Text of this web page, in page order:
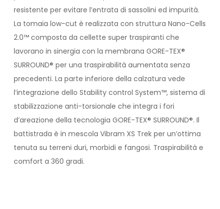
resistente per evitare l’entrata di sassolini ed impurità.
La tomaia low-cut è realizzata con struttura Nano-Cells
2.0™ composta da cellette super traspiranti che
lavorano in sinergia con la membrana GORE-TEX®
SURROUND® per una traspirabilità aumentata senza
precedenti. La parte inferiore della calzatura vede
l’integrazione dello Stability control System™, sistema di
stabilizzazione anti-torsionale che integra i fori
d’areazione della tecnologia GORE-TEX® SURROUND®. Il
battistrada è in mescola Vibram XS Trek per un’ottima
tenuta su terreni duri, morbidi e fangosi. Traspirabilità e
comfort a 360 gradi.